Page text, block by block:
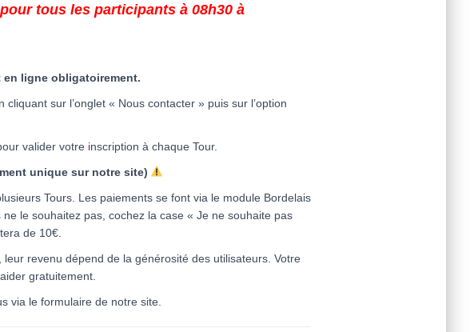
tous les participants à 08h30 à
en ligne obligatoirement.
sur l’onglet « Nous contacter » puis sur l’option
valider votre inscription à chaque Tour.
unique sur notre site)
Tours. Les paiements se font via le module Bordelais
le souhaitez pas, cochez la case « Je ne souhaite pas
de 10€.
revenu dépend de la générosité des utilisateurs. Votre
gratuitement.
via le formulaire de notre site.